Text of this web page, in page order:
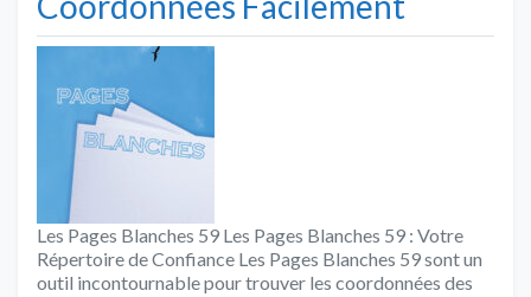
Les Pages Blanches 59 Les Pages Blanches 59 : Votre
Répertoire de Confiance Les Pages Blanches 59 sont un
outil incontournable pour trouver les coordonnées des